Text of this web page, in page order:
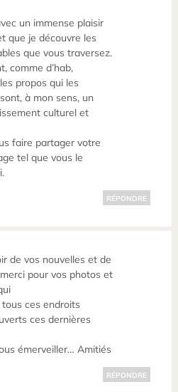
un immense plaisir
que je découvre les
que vous traversez.
comme d’hab,
propos qui les
à mon sens, un
culturel et
faire partager votre
tel que vous le
RÉPONDRE
de vos nouvelles et de
pour vos photos et
ces endroits
ces dernières
émerveiller… Amitiés
RÉPONDRE